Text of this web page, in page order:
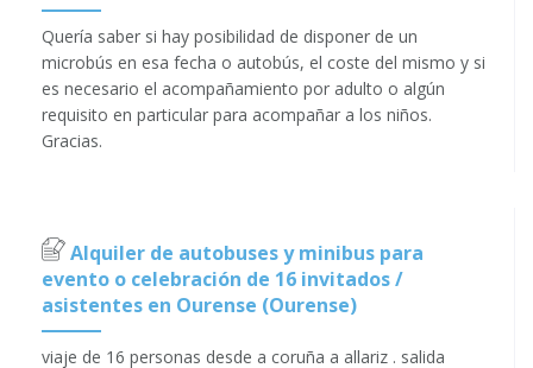
Quería saber si hay posibilidad de disponer de un
microbús en esa fecha o autobús, el coste del mismo y si
es necesario el acompañamiento por adulto o algún
requisito en particular para acompañar a los niños.
Gracias.
Alquiler de autobuses y minibus para
evento o celebración de 16 invitados /
asistentes en Ourense (Ourense)
viaje de 16 personas desde a coruña a allariz . salida